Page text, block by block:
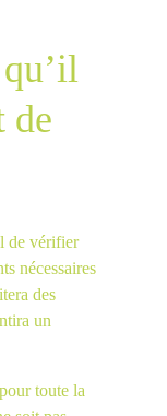
de
de vérifier
nécessaires
des
un
toute la